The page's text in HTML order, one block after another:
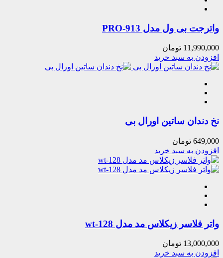
واترجت بی ول مدل PRO-913
11,990,000 تومان
افزودن به سبد خرید
نخ دندان ساتین اورال بی
649,000 تومان
افزودن به سبد خرید
واتر فلاسر زیکلاس مد مدل wt-128
13,000,000 تومان
افزودن به سبد خرید